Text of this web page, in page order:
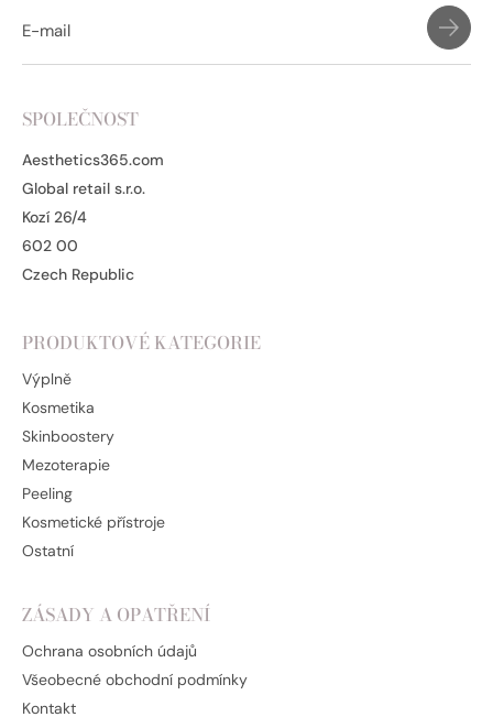
SPOLEČNOST
Aesthetics365.com
Global retail s.r.o.
Kozí 26/4
602 00
Czech Republic
PRODUKTOVÉ KATEGORIE
Výplně
Kosmetika
Skinboostery
Mezoterapie
Peeling
Kosmetické přístroje
Ostatní
ZÁSADY A OPATŘENÍ
Ochrana osobních údajů
Všeobecné obchodní podmínky
Kontakt